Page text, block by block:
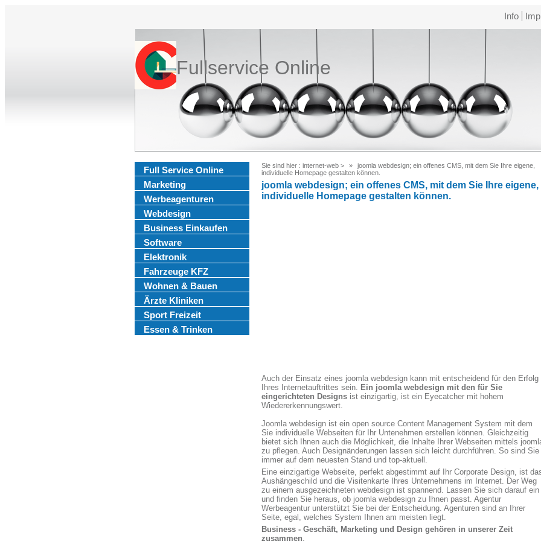
Info
Fullservice Online
Full Service Online
Marketing
Werbeagenturen
Webdesign
Business Einkaufen
Software
Elektronik
Fahrzeuge KFZ
Wohnen & Bauen
Ärzte Kliniken
Sport Freizeit
Essen & Trinken
Sie sind hier : internet-web >
joomla webdesign; ein offenes CMS, mit dem Sie Ihre eigene,
individuelle Homepage gestalten können.
joomla webdesign; ein offenes CMS, mit dem Sie Ihre eigene,
individuelle Homepage gestalten können.
Auch der Einsatz eines joomla webdesign kann mit entscheidend für den Erfolg
Ihres Internetauftrittes sein. Ein joomla webdesign mit den für Sie
eingerichteten Designs ist einzigartig, ist ein Eyecatcher mit hohem
Wiedererkennungswert.
Joomla webdesign ist ein open source Content Management System mit dem
Sie individuelle Webseiten für Ihr Untenehmen erstellen können. Gleichzeitig
bietet sich Ihnen auch die Möglichkeit, die Inhalte Ihrer Webseiten mittels
zu pflegen. Auch Designänderungen lassen sich leicht durchführen. So sind Sie
immer auf dem neuesten Stand und top-aktuell.
Eine einzigartige Webseite, perfekt abgestimmt auf Ihr Corporate Design, ist
Aushängeschild und die Visitenkarte Ihres Unternehmens im Internet. Der Weg
zu einem ausgezeichneten webdesign ist spannend. Lassen Sie sich darauf ein
und finden Sie heraus, ob joomla webdesign zu Ihnen passt. Agentur
Werbeagentur unterstützt Sie bei der Entscheidung. Agenturen sind an Ihrer
Seite, egal, welches System Ihnen am meisten liegt.
Business - Geschäft, Marketing und Design gehören in unserer Zeit
zusammen.